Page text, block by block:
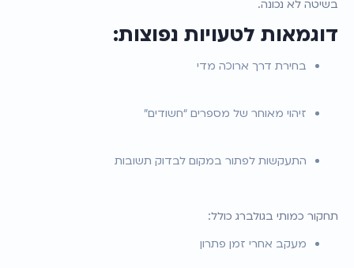
בשיטה לא נכונה.
דוגמאות לטעויות נפוצות:
בחירת דרך ארוכה מדי
זיהוי מאוחר של מספרים “חשודים”
התעקשות לפתור במקום לבדוק תשובות
תחקור כמותי בגולברג כולל:
מעקב אחרי זמן פתרון